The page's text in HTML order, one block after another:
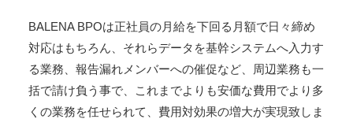
BALENA BPOは正社員の月給を下回る月額で日々締め
対応はもちろん、それらデータを基幹システムへ入力す
る業務、報告漏れメンバーへの催促など、周辺業務も一
括で請け負う事で、これまでよりも安価な費用でより多
くの業務を任せられて、費用対効果の増大が実現致しま